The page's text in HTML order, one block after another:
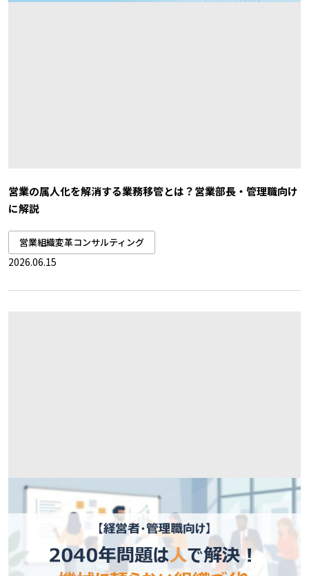
営業の属人化を解消する業務移管とは？営業部長・管理職向け
に解説
営業組織変革コンサルティング
2026.06.15